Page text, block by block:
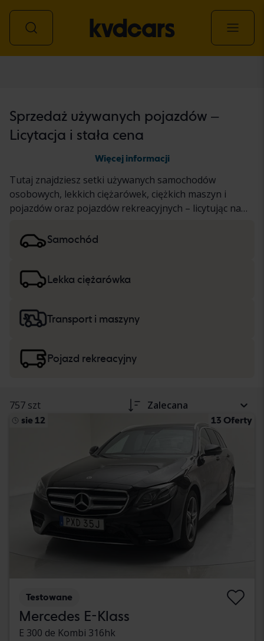
Sprzedaż używanych pojazdów –
Licytacja i stała cena
Więcej informacji
Tutaj znajdziesz setki używanych samochodów
osobowych, lekkich ciężarówek, ciężkich maszyn i
pojazdów oraz pojazdów rekreacyjnych – licytując na
dokładny test KVD lub został udokumentowany w
oparciu o standardowy protokół. Wyniki prezentujemy
samochodów osobowych i lekkich ciężarówek
rekreacyjnych
Samochód
Lekka ciężarówka
Transport i maszyny
Pojazd rekreacyjny
757 szt Zalecana
sie 12 13 Oferty
Testowane
Mercedes E-Klass
E 300 de Kombi 316hk